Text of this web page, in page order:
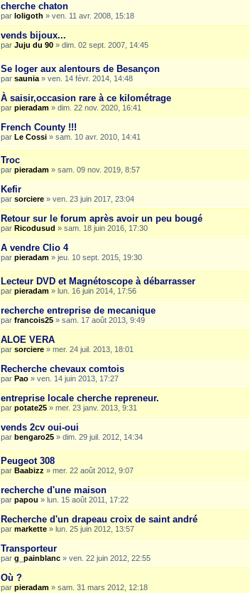
cherche chaton
par loligoth » ven. 11 avr. 2008, 15:18
vends bijoux...
par Juju du 90 » dim. 02 sept. 2007, 14:45
Se loger aux alentours de Besançon
par saunia » ven. 14 févr. 2014, 14:48
À saisir,occasion rare à ce kilométrage
par pieradam » dim. 22 nov. 2020, 16:41
French County !!!
par Le Cossi » sam. 10 avr. 2010, 14:41
Troc
par pieradam » sam. 09 nov. 2019, 8:57
Kefir
par sorciere » ven. 23 juin 2017, 23:04
Retour sur le forum après avoir un peu bougé
par Ricodusud » sam. 18 juin 2016, 17:30
A vendre Clio 4
par pieradam » jeu. 10 sept. 2015, 19:30
Lecteur DVD et Magnétoscope à débarrasser
par pieradam » lun. 16 juin 2014, 17:56
recherche entreprise de mecanique
par francois25 » sam. 17 août 2013, 9:49
ALOE VERA
par sorciere » mer. 24 juil. 2013, 18:01
Recherche chevaux comtois
par Pao » ven. 14 juin 2013, 17:27
entreprise locale cherche repreneur.
par potate25 » mer. 23 janv. 2013, 9:31
vends 2cv oui-oui
par bengaro25 » dim. 29 juil. 2012, 14:34
Peugeot 308
par Baabizz » mer. 22 août 2012, 9:07
recherche d'une maison
par papou » lun. 15 août 2011, 17:22
Recherche d'un drapeau croix de saint andré
par markette » lun. 25 juin 2012, 13:57
Transporteur
par g_painblanc » ven. 22 juin 2012, 22:55
Où ?
par pieradam » sam. 31 mars 2012, 12:18